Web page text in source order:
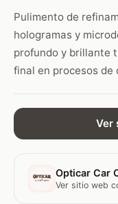
Pulimento de
hologramas y
profundo y brillante
final en procesos de
Ver
Opticar Car
Ver sitio web